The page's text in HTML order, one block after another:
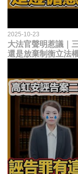
2025-10-23
大法官聲明惹議｜
還是放棄制衡立法